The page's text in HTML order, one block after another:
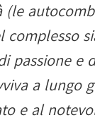
(le
complesso
passione e
a lungo
e al